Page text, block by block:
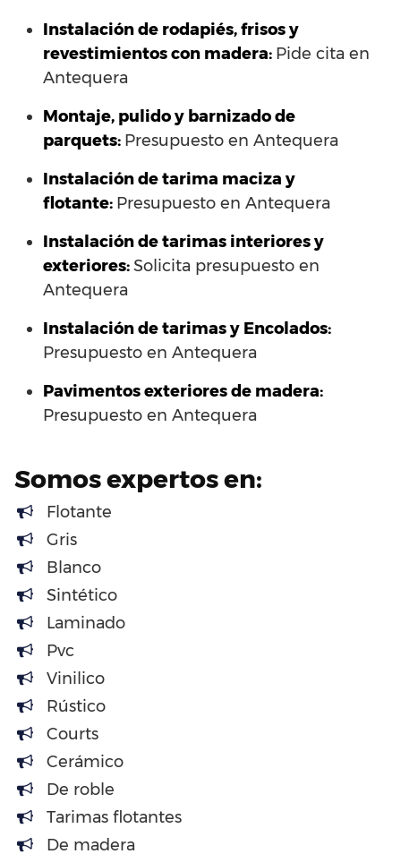
Instalación de rodapiés, frisos y
revestimientos con madera: Pide cita en
Antequera
Montaje, pulido y barnizado de
parquets: Presupuesto en Antequera
Instalación de tarima maciza y
flotante: Presupuesto en Antequera
Instalación de tarimas interiores y
exteriores:Solicita presupuesto en
Antequera
Instalación de tarimas y Encolados:
Presupuesto en Antequera
Pavimentos exteriores de madera:
Presupuesto en Antequera
Somos expertos en:
Flotante
Gris
Blanco
Sintético
Laminado
Pvc
Vinilico
Rústico
Courts
Cerámico
De roble
Tarimas flotantes
De madera